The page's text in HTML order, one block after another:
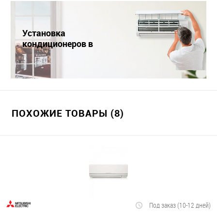
Установка
кондиционеров в
Краснодаре
ПОХОЖИЕ ТОВАРЫ (8)
Под заказ (10-12 дней)